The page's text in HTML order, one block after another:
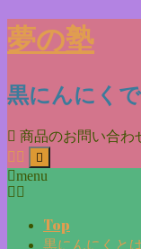
Skip
to
content
夢の塾
黒にんにく
商品のお問い合わ
menu
Top
黒にんにくと